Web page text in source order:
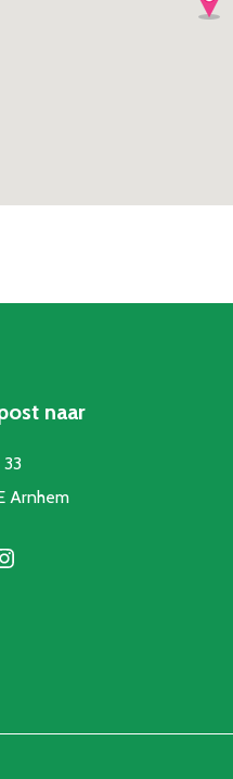
naar
33
Arnhem